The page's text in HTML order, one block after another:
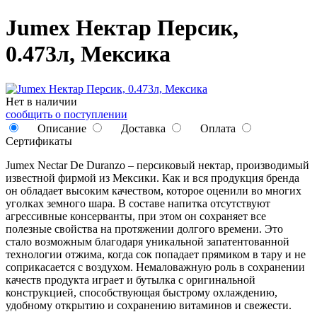
Jumex Нектар Персик,
0.473л, Мексика
Нет в наличии
сообщить о поступлении
Описание
Доставка
Оплата
Сертификаты
Jumex Nectar De Duranzo – персиковый нектар, производимый
известной фирмой из Мексики. Как и вся продукция бренда
он обладает высоким качеством, которое оценили во многих
уголках земного шара. В составе напитка отсутствуют
агрессивные консерванты, при этом он сохраняет все
полезные свойства на протяжении долгого времени. Это
стало возможным благодаря уникальной запатентованной
технологии отжима, когда сок попадает прямиком в тару и не
соприкасается с воздухом. Немаловажную роль в сохранении
качеств продукта играет и бутылка с оригинальной
конструкцией, способствующая быстрому охлаждению,
удобному открытию и сохранению витаминов и свежести.